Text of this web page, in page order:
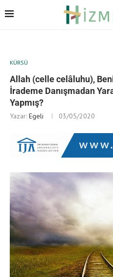
KÜRSÜ
Allah (celle celâluhu),
İrademe Danışmadan
Yapmış?
Yazar: Egeli 03/05/2020